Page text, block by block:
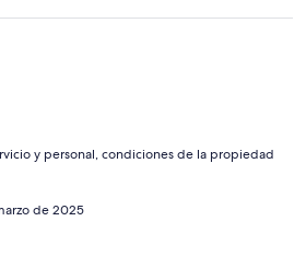
y personal, condiciones de la propiedad
de 2025